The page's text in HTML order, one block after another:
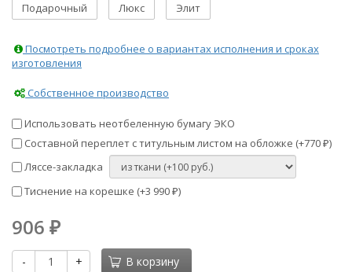
Подарочный Люкс Элит
Посмотреть подробнее о вариантах исполнения и сроках
изготовления
Собственное производство
Использовать неотбеленную бумагу ЭКО
Составной переплет с титульным листом на обложке (+770 ₽)
Ляссе-закладка
Тиснение на корешке (+3 990 ₽)
906 ₽
- + В корзину